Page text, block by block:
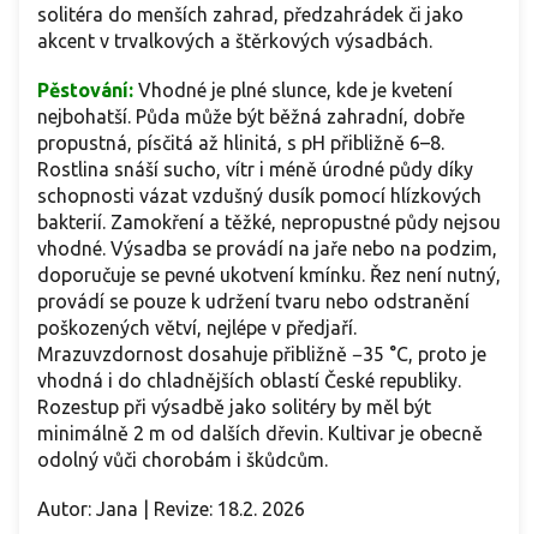
solitéra do menších zahrad, předzahrádek či jako
akcent v trvalkových a štěrkových výsadbách.
Pěstování: Vhodné je plné slunce, kde je kvetení
nejbohatší. Půda může být běžná zahradní, dobře
propustná, písčitá až hlinitá, s pH přibližně 6–8.
Rostlina snáší sucho, vítr i méně úrodné půdy díky
schopnosti vázat vzdušný dusík pomocí hlízkových
bakterií. Zamokření a těžké, nepropustné půdy nejsou
vhodné. Výsadba se provádí na jaře nebo na podzim,
doporučuje se pevné ukotvení kmínku. Řez není nutný,
provádí se pouze k udržení tvaru nebo odstranění
poškozených větví, nejlépe v předjaří.
Mrazuvzdornost dosahuje přibližně −35 °C, proto je
vhodná i do chladnějších oblastí České republiky.
Rozestup při výsadbě jako solitéry by měl být
minimálně 2 m od dalších dřevin. Kultivar je obecně
odolný vůči chorobám i škůdcům.
Autor: Jana | Revize: 18.2. 2026